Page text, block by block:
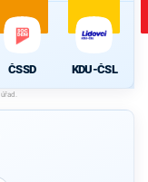
ČSSD KDU-ČSL